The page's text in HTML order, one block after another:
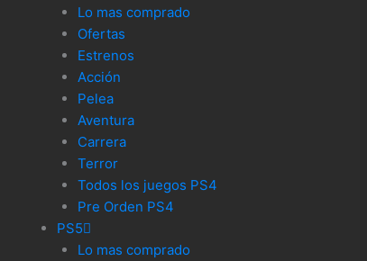
Lo mas comprado
Ofertas
Estrenos
Acción
Pelea
Aventura
Carrera
Terror
Todos los juegos PS4
Pre Orden PS4
PS5
Lo mas comprado